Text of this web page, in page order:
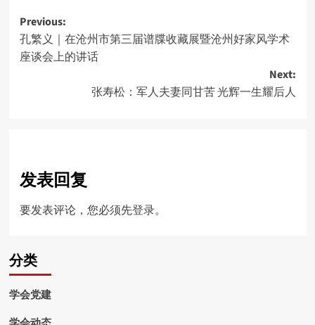
Post
navigation
Previous:
孔繁义｜在沧州市第三届谱牒收藏展暨沧州好家风学术
座谈会上的讲话
Next:
张寿松：军人夫妻同甘苦 光辉一生耀后人
发表回复
要发表评论，您必须先登录。
分类
学会党建
学会动态